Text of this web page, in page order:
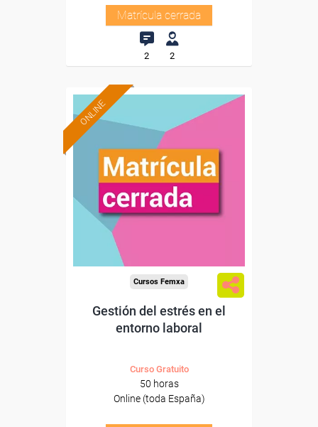
Matrícula cerrada
2 2
ONLINE
Cursos Femxa
Gestión del estrés en el
entorno laboral
Curso Gratuito
50 horas
Online (toda España)